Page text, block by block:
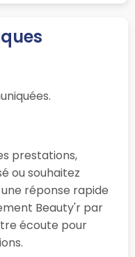
prestations,
ou souhaitez
réponse rapide
Beauty'r par
écoute pour